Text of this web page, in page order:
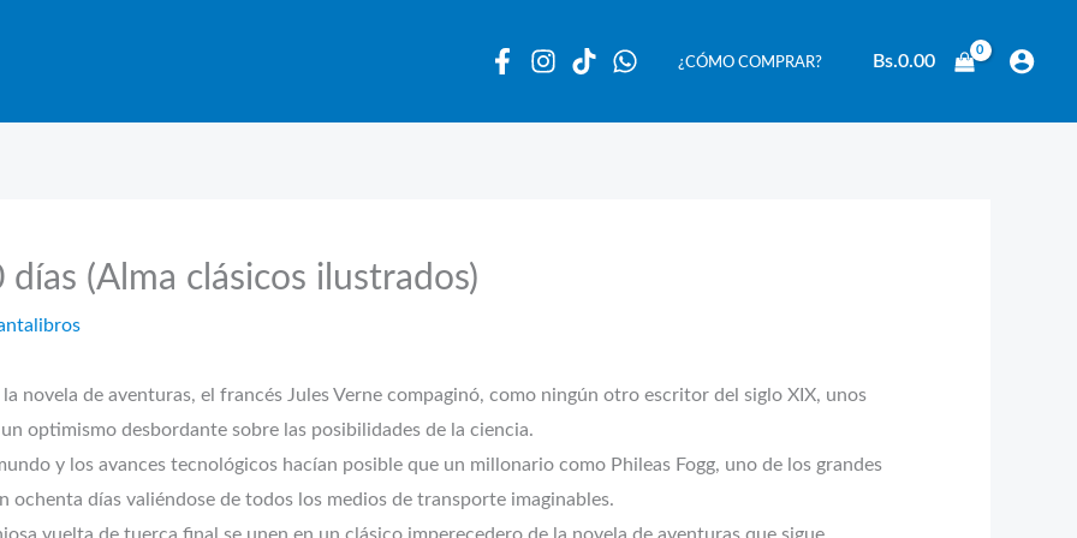
¿CÓMO COMPRAR? Bs.0.00
(Alma clásicos ilustrados)
novela de aventuras, el francés Jules Verne compaginó, como ningún otro escritor del siglo XIX, unos
optimismo desbordante sobre las posibilidades de la ciencia.
y los avances tecnológicos hacían posible que un millonario como Phileas Fogg, uno de los grandes
ochenta días valiéndose de todos los medios de transporte imaginables.